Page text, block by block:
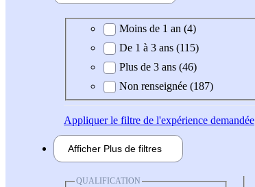
Expérience demandée
Moins de 1 an (4)
De 1 à 3 ans (115)
Plus de 3 ans (46)
Non renseignée (187)
Appliquerle filtre de l'expérience demandée
Afficher Plus de filtres
QUALIFICATION